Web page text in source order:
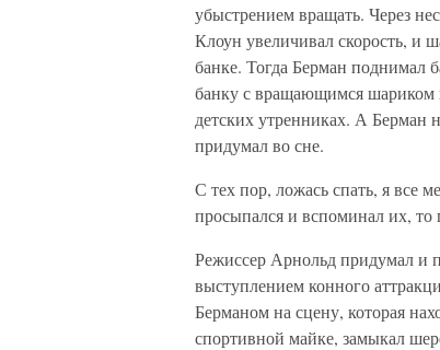
убыстрением вращать. Через
Клоун увеличивал скорость, и
банке. Тогда Берман поднимал
банку с вращающимся шариком
детских утренниках. А Берман
придумал во сне.
С тех пор, ложась спать, я все
просыпался и вспоминал их, то
Режиссер Арнольд придумал и
выступлением конного
Берманом на сцену, которая
спортивной майке, замыкал